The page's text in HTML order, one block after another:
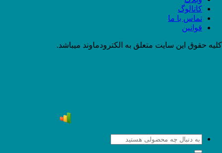
کاتالوگ
تماس با ما
قوانین
کلیه حقوق این سایت متعلق به الکترودماوند میباشد.
جستجو
برای: